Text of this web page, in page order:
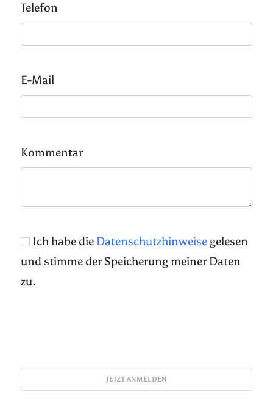
Telefon
E-Mail
Kommentar
Ich habe die Datenschutzhinweise gelesen
und stimme der Speicherung meiner Daten
zu.